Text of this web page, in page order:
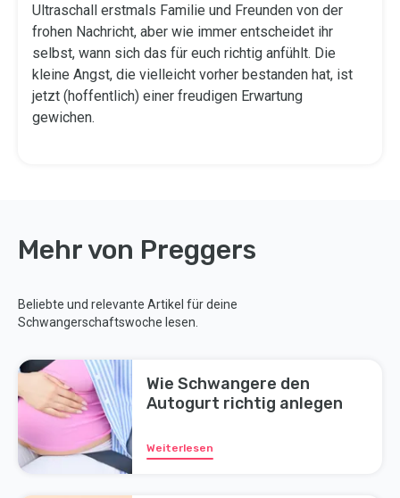
Ultraschall erstmals Familie und Freunden von der
frohen Nachricht, aber wie immer entscheidet ihr
selbst, wann sich das für euch richtig anfühlt. Die
kleine Angst, die vielleicht vorher bestanden hat, ist
jetzt (hoffentlich) einer freudigen Erwartung
gewichen.
Mehr von Preggers
Beliebte und relevante Artikel für deine
Schwangerschaftswoche lesen.
Wie Schwangere den
Autogurt richtig anlegen
Weiterlesen